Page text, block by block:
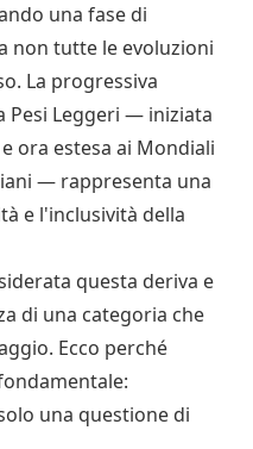
una fase di
non tutte le evoluzioni
La progressiva
Pesi Leggeri — iniziata
ora estesa ai Mondiali
— rappresenta una
e l'inclusività della
questa deriva e
di una categoria che
Ecco perché
una questione di